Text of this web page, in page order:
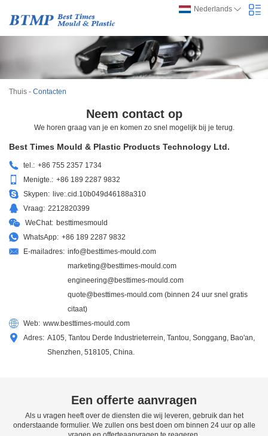
Nederlands
Thuis - Contacten
Neem contact op
We horen graag van je en komen zo snel mogelijk bij je terug.
Best Times Mould & Plastic Products Technology Ltd.
tel.: +86 755 2357 1734
Menigte.: +86 189 2287 9832
Skypen: live:.cid.10b049d46188a310
Vraag: 2212820399
WeChat: besttimesmould
WhatsApp: +86 189 2287 9832
E-mailadres: info@besttimes-mould.com
marketing@besttimes-mould.com
engineering@besttimes-mould.com
quote@besttimes-mould.com (binnen 24 uur snel gratis
citaat)
Web: www.besttimes-mould.com
Adres: A105, Tantou Derde Industrieterrein, Tantou, Songgang, Bao'an,
Shenzhen, 518105, China.
Een offerte aanvragen
Als u vragen heeft over de diensten die wij leveren, gebruik dan het
onderstaande formulier. We zullen ons best doen om binnen 24 uur op alle